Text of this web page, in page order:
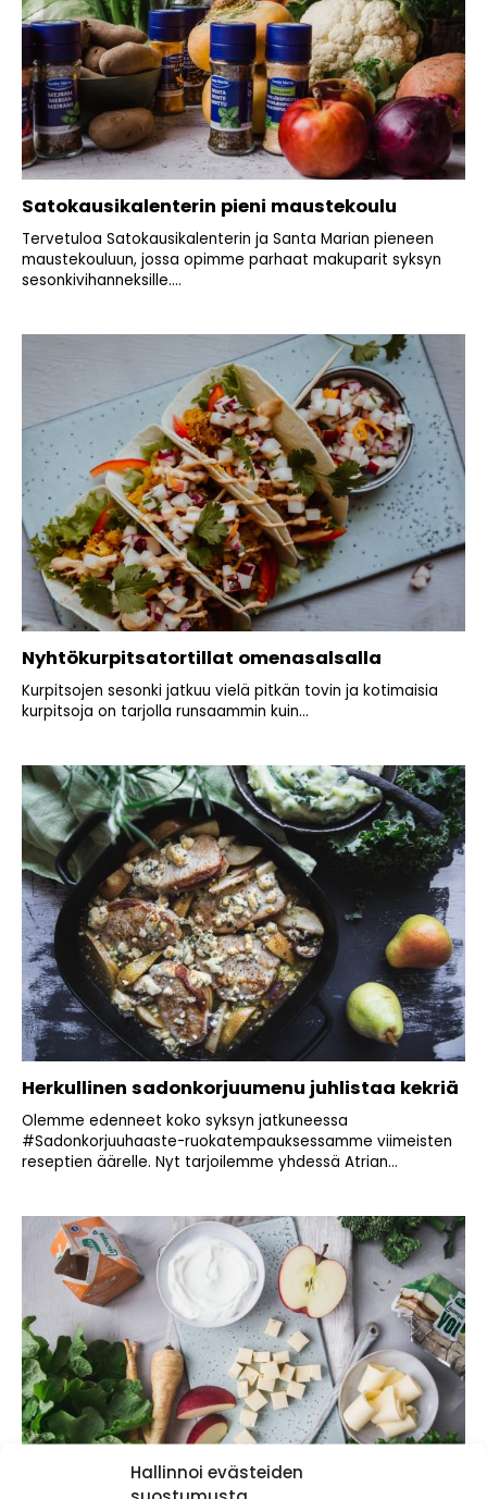
Hallinnoi evästeiden
Satokausikalenterin pieni maustekoulu
Tervetuloa Satokausikalenterin ja Santa Marian pieneen
maustekouluun, jossa opimme parhaat makuparit syksyn
sesonkivihanneksille....
Nyhtökurpitsatortillat omenasalsalla
Kurpitsojen sesonki jatkuu vielä pitkän tovin ja kotimaisia
kurpitsoja on tarjolla runsaammin kuin...
Herkullinen sadonkorjuumenu juhlistaa kekriä
Olemme edenneet koko syksyn jatkuneessa
#Sadonkorjuuhaaste-ruokatempauksessamme viimeisten
reseptien äärelle. Nyt tarjoilemme yhdessä Atrian...